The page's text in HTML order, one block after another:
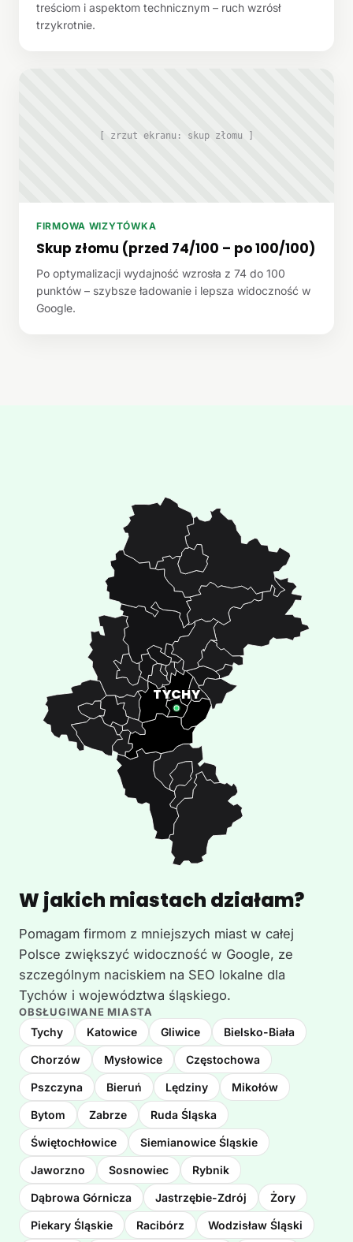
treściom i aspektom technicznym – ruch wzrósł
trzykrotnie.
[ zrzut ekranu: skup złomu ]
FIRMOWA WIZYTÓWKA
Skup złomu (przed 74/100 – po 100/100)
Po optymalizacji wydajność wzrosła z 74 do 100
punktów – szybsze ładowanie i lepsza widoczność w
Google.
W jakich miastach działam?
Pomagam firmom z mniejszych miast w całej
Polsce zwiększyć widoczność w Google, ze
szczególnym naciskiem na SEO lokalne dla
Tychów i województwa śląskiego.
OBSŁUGIWANE MIASTA
Tychy Katowice Gliwice Bielsko-Biała
Chorzów Mysłowice Częstochowa
Pszczyna Bieruń Lędziny Mikołów
Bytom Zabrze Ruda Śląska
Świętochłowice Siemianowice Śląskie
Jaworzno Sosnowiec Rybnik
Dąbrowa Górnicza Jastrzębie-Zdrój Żory
Piekary Śląskie Racibórz Wodzisław Śląski